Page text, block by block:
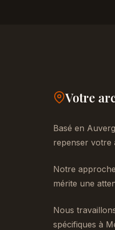
Votre
Basé en
repenser votre
Notre
mérite une
Nous
spécifiques à